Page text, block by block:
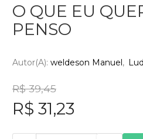
O QUE EU
PENSO
Autor(a): weldeson Manuel
R$ 39,45
R$ 31,23